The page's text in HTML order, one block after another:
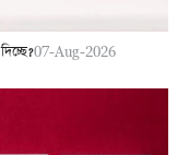
07-Aug-2026